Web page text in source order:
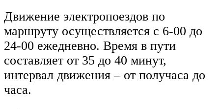
Движение электропоездов по
маршруту осуществляется с 6-00 до
24-00 ежедневно. Время в пути
составляет от 35 до 40 минут,
интервал движения – от получаса до
часа.